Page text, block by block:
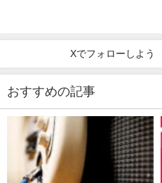
Xでフォローしよう
おすすめの記事